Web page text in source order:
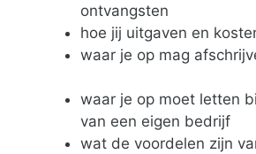
ontvangsten
hoe jij uitgaven en
waar je op mag
waar je op moet letten
van een eigen bedrijf
wat de voordelen zijn